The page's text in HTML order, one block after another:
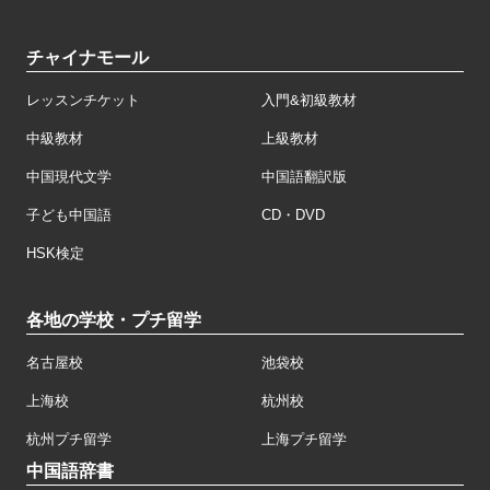
チャイナモール
レッスンチケット 入門&初級教材
中級教材 上級教材
中国現代文学 中国語翻訳版
子ども中国語 CD・DVD
HSK検定
各地の学校・プチ留学
名古屋校 池袋校
上海校 杭州校
杭州プチ留学 上海プチ留学
中国語辞書